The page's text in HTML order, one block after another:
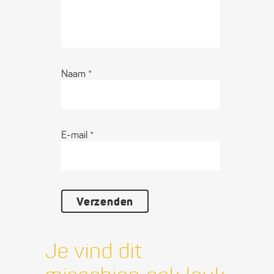
Naam *
E-mail *
Je vind dit